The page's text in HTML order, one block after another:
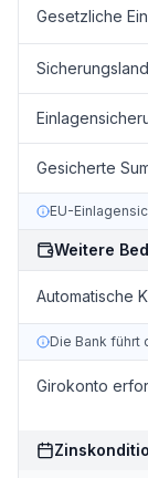
Gesetzliche
Sicherungsland
Gesicherte
EU-
Weitere
Automatische
Die Bank führt
Girokonto